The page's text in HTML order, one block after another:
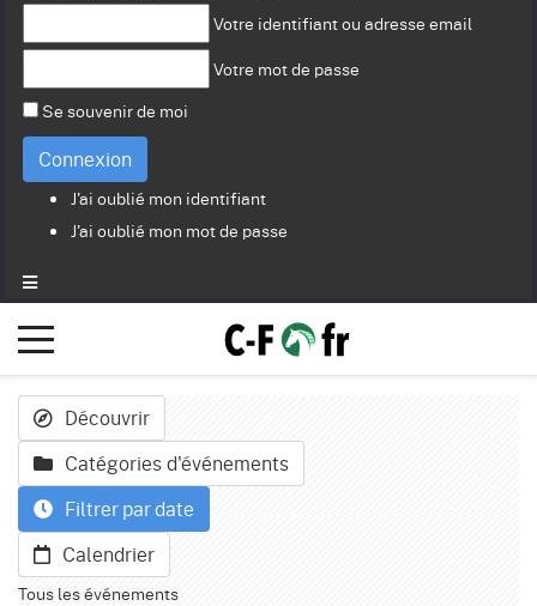
Votre identifiant ou adresse email
Votre mot de passe
Se souvenir de moi
Connexion
J'ai oublié mon identifiant
J'ai oublié mon mot de passe
Découvrir
Catégories d'événements
Filtrer par date
Calendrier
Tous les événements